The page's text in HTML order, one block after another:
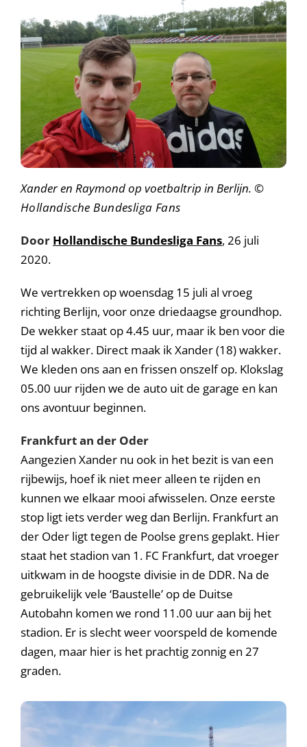
Xander en Raymond op voetbaltrip in Berlijn. ©
Hollandische Bundesliga Fans
Door Hollandische Bundesliga Fans, 26 juli
2020.
We vertrekken op woensdag 15 juli al vroeg
richting Berlijn, voor onze driedaagse groundhop.
De wekker staat op 4.45 uur, maar ik ben voor die
tijd al wakker. Direct maak ik Xander (18) wakker.
We kleden ons aan en frissen onszelf op. Klokslag
05.00 uur rijden we de auto uit de garage en kan
ons avontuur beginnen.
Frankfurt an der Oder
Aangezien Xander nu ook in het bezit is van een
rijbewijs, hoef ik niet meer alleen te rijden en
kunnen we elkaar mooi afwisselen. Onze eerste
stop ligt iets verder weg dan Berlijn. Frankfurt an
der Oder ligt tegen de Poolse grens geplakt. Hier
staat het stadion van 1. FC Frankfurt, dat vroeger
uitkwam in de hoogste divisie in de DDR. Na de
gebruikelijk vele ‘Baustelle’ op de Duitse
Autobahn komen we rond 11.00 uur aan bij het
stadion. Er is slecht weer voorspeld de komende
dagen, maar hier is het prachtig zonnig en 27
graden.